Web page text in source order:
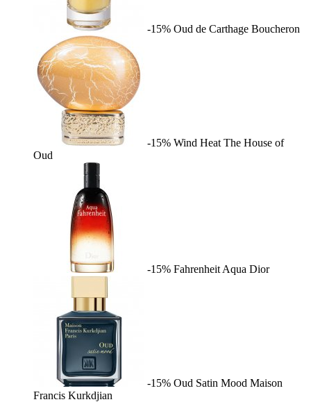
-15% Oud de Carthage Boucheron
-15% Wind Heat The House of
Oud
-15% Fahrenheit Aqua Dior
-15% Oud Satin Mood Maison
Francis Kurkdjian